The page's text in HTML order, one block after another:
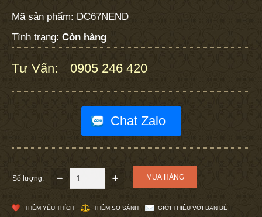
Mã sản phẩm: DC67NEND
Tình trạng: Còn hàng
Tư Vấn: 0905 246 420
Chat Zalo
Số lượng:
THÊM YÊU THÍCH THÊM SO SÁNH GIỚI THIỆU VỚI BẠN BÈ